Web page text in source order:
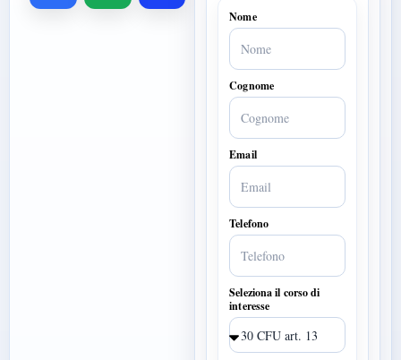
Nome
Cognome
Email
Telefono
Seleziona il corso di
interesse